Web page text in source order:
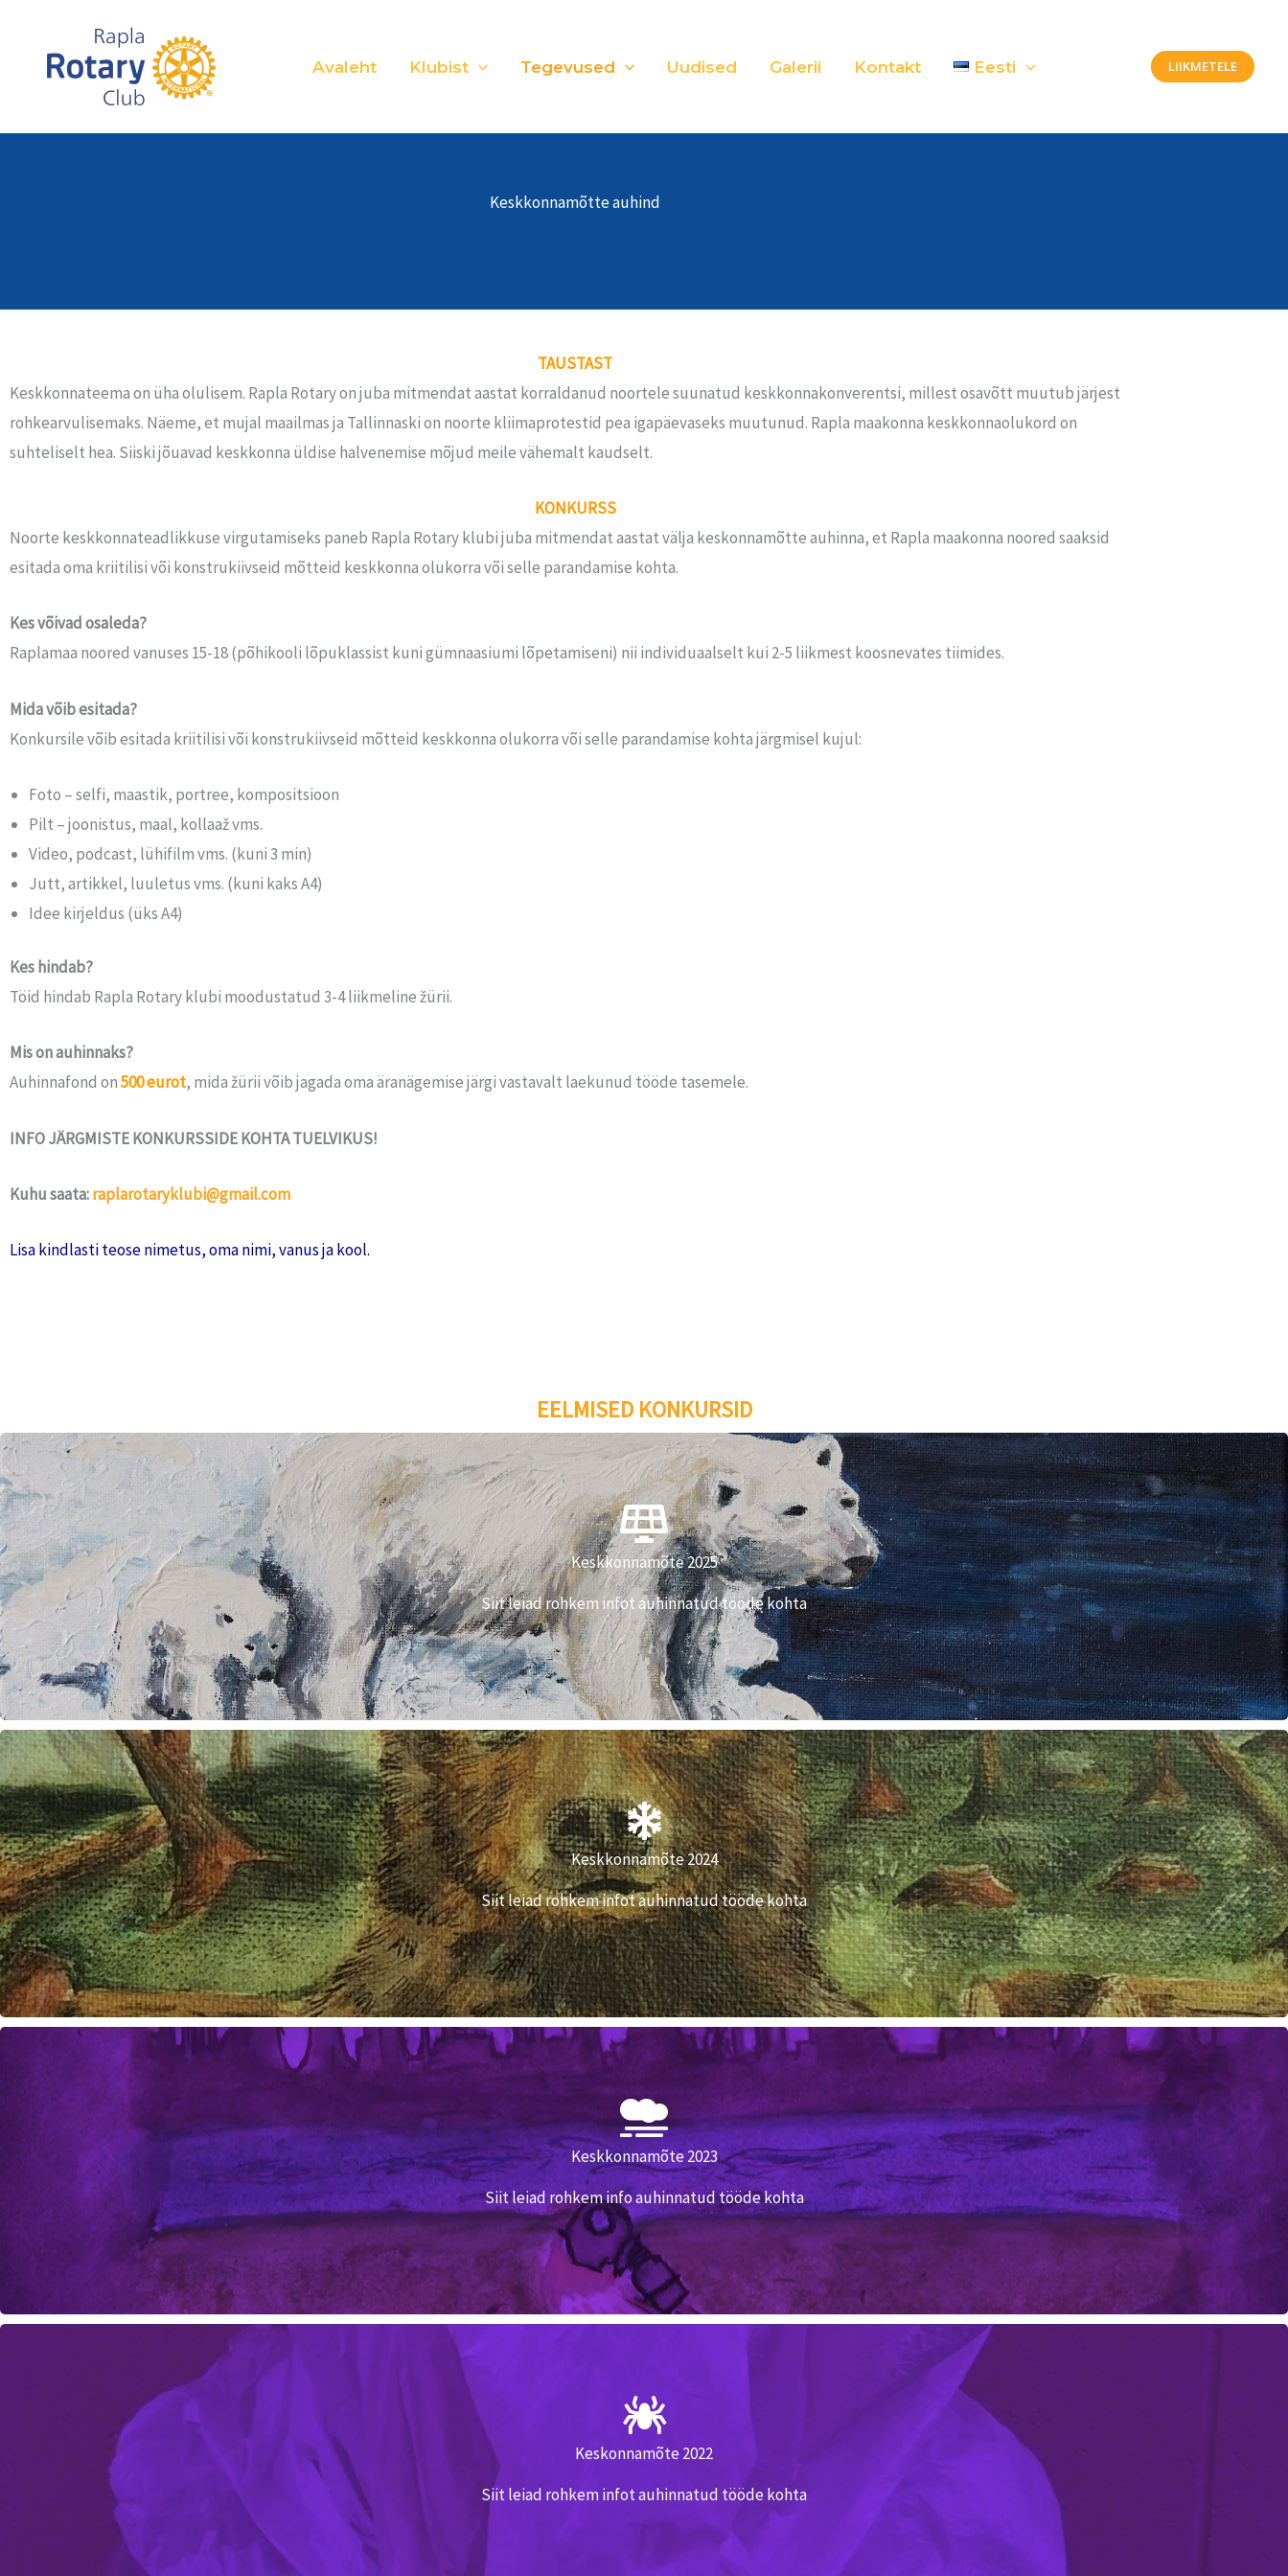
content
Avaleht Klubist Tegevused Uudised Galerii Kontakt Eesti LIIKMETELE
Keskkonnamõtte auhind
TAUSTAST
Keskkonnateema on üha olulisem. Rapla Rotary on juba mitmendat aastat korraldanud noortele suunatud keskkonnakonverentsi, millest osavõtt muutub järjest
rohkearvulisemaks. Näeme, et mujal maailmas ja Tallinnaski on noorte kliimaprotestid pea igapäevaseks muutunud. Rapla maakonna keskkonnaolukord on
suhteliselt hea. Siiski jõuavad keskkonna üldise halvenemise mõjud meile vähemalt kaudselt.
KONKURSS
Noorte keskkonnateadlikkuse virgutamiseks paneb Rapla Rotary klubi juba mitmendat aastat välja keskonnamõtte auhinna, et Rapla maakonna noored saaksid
esitada oma kriitilisi või konstrukiivseid mõtteid keskkonna olukorra või selle parandamise kohta.
Kes võivad osaleda?
Raplamaa noored vanuses 15-18 (põhikooli lõpuklassist kuni gümnaasiumi lõpetamiseni) nii individuaalselt kui 2-5 liikmest koosnevates tiimides.
Mida võib esitada?
Konkursile võib esitada kriitilisi või konstrukiivseid mõtteid keskkonna olukorra või selle parandamise kohta järgmisel kujul:
Foto – selfi, maastik, portree, kompositsioon
Pilt – joonistus, maal, kollaaž vms.
Video, podcast, lühifilm vms. (kuni 3 min)
Jutt, artikkel, luuletus vms. (kuni kaks A4)
Idee kirjeldus (üks A4)
Kes hindab?
Töid hindab Rapla Rotary klubi moodustatud 3-4 liikmeline žürii.
Mis on auhinnaks?
Auhinnafond on500 eurot, mida žürii võib jagada oma äranägemise järgi vastavalt laekunud tööde tasemele.
INFO JÄRGMISTE KONKURSSIDE KOHTA TUELVIKUS!
Kuhu saata:raplarotaryklubi@gmail.com
Lisa kindlasti teose nimetus, oma nimi, vanus ja kool.
EELMISED KONKURSID
Keskkonnamõte 2025
Siit leiad rohkem infot auhinnatud tööde kohta
Võitjate tööd
Vaatan
Keskkonnamõte 2024
Siit leiad rohkem infot auhinnatud tööde kohta
Võitjate tööd
Vaatan
Keskkonnamõte 2023
Siit leiad rohkem info auhinnatud tööde kohta
Võitjate tööd
Vaatan
Keskonnamõte 2022
Siit leiad rohkem infot auhinnatud tööde kohta
Võitjate tööd
Vaatan